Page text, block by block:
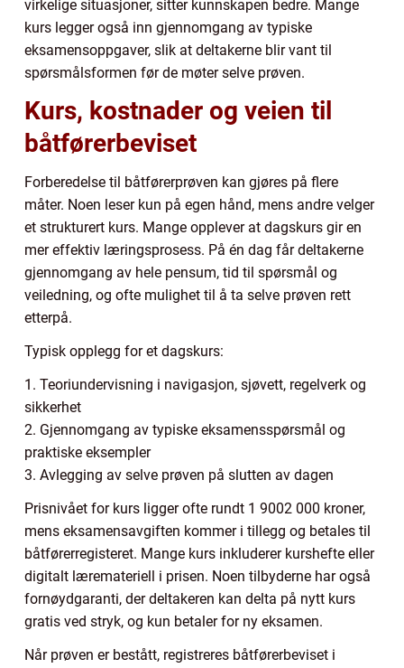
virkelige situasjoner, sitter kunnskapen bedre. Mange
kurs legger også inn gjennomgang av typiske
eksamensoppgaver, slik at deltakerne blir vant til
spørsmålsformen før de møter selve prøven.
Kurs, kostnader og veien til
båtførerbeviset
Forberedelse til båtførerprøven kan gjøres på flere
måter. Noen leser kun på egen hånd, mens andre velger
et strukturert kurs. Mange opplever at dagskurs gir en
mer effektiv læringsprosess. På én dag får deltakerne
gjennomgang av hele pensum, tid til spørsmål og
veiledning, og ofte mulighet til å ta selve prøven rett
etterpå.
Typisk opplegg for et dagskurs:
1. Teoriundervisning i navigasjon, sjøvett, regelverk og
sikkerhet
2. Gjennomgang av typiske eksamensspørsmål og
praktiske eksempler
3. Avlegging av selve prøven på slutten av dagen
Prisnivået for kurs ligger ofte rundt 1 9002 000 kroner,
mens eksamensavgiften kommer i tillegg og betales til
båtførerregisteret. Mange kurs inkluderer kurshefte eller
digitalt læremateriell i prisen. Noen tilbyderne har også
fornøydgaranti, der deltakeren kan delta på nytt kurs
gratis ved stryk, og kun betaler for ny eksamen.
Når prøven er bestått, registreres båtførerbeviset i